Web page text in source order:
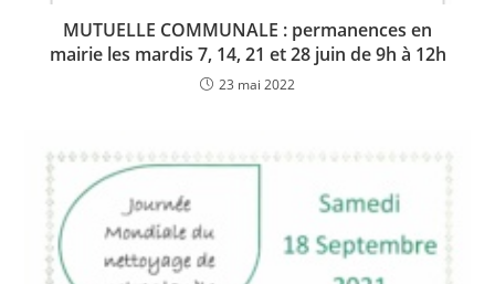
MUTUELLE COMMUNALE : permanences en
mairie les mardis 7, 14, 21 et 28 juin de 9h à 12h
23 mai 2022